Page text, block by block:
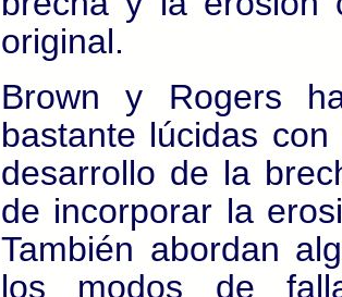
original.
Brown y Rogers
bastante lúcidas
desarrollo de la
de incorporar la
También abordan
los modos de